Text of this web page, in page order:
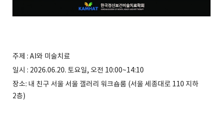
주제 : AI와 미술치료
일시 : 2026.06.20. 토요일, 오전 10:00~14:10
장소: 내 친구 서울 서울 갤러리 워크숍룸 (서울 세종대로 110 지하
2층)